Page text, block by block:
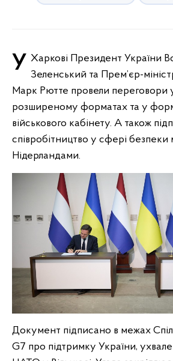
У Харкові Президент України Володимир Зеленський та Прем’єр-
Марк Рютте провели переговори
розширеному форматах та у
військового кабінету. А також
співробітництво у сфері безпеки
Нідерландами.
Документ підписано в межах
G7 про підтримку України,